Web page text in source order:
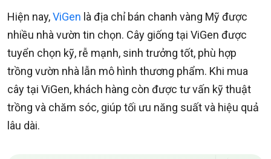
Hiện nay,ViGen là địa chỉ bán chanh vàng Mỹ được
nhiều nhà vườn tin chọn. Cây giống tại ViGen được
tuyển chọn kỹ, rễ mạnh, sinh trưởng tốt, phù hợp
trồng vườn nhà lẫn mô hình thương phẩm. Khi mua
cây tại ViGen, khách hàng còn được tư vấn kỹ thuật
trồng và chăm sóc, giúp tối ưu năng suất và hiệu quả
lâu dài.